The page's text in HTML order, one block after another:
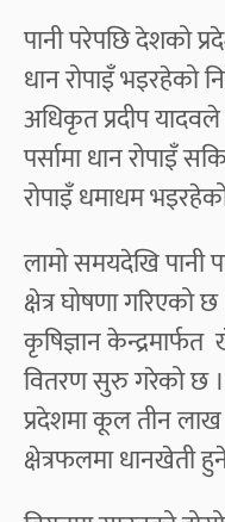
पानी परेपछि देशको
धान रोपाइँ भइरहेको
अधिकृत प्रदीप
पर्सामा धान रोपाइँ
रोपाइँ धमाधम
लामो समयदेखि पानी
क्षेत्र घोषणा गरिएको
कृषिज्ञान
वितरण सुरु गरेको छ
प्रदेशमा कूल तीन
क्षेत्रफलमा धानखेती